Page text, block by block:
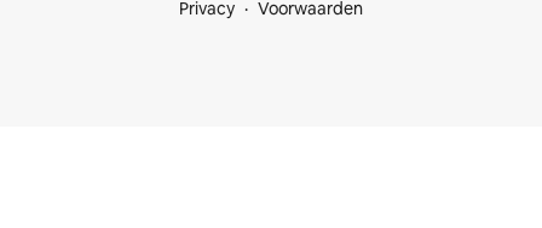
Privacy
Voorwaarden